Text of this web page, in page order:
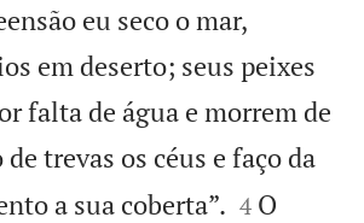
eu seco o mar,
em deserto; seus peixes
falta de água e morrem de
trevas os céus e faço da
a sua coberta”. 

4 O